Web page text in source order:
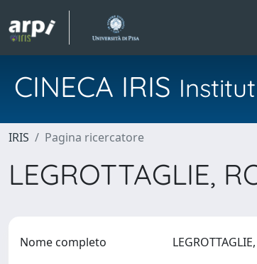
CINECA IRIS
IRIS Pagina ricercatore
LEGROTTAGLIE,
Nome completo